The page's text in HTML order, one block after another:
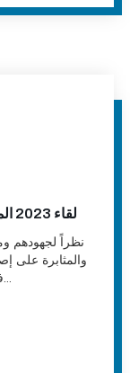
لقاء 2023 المخصص للخبراء والمدربين في الشراء العام
نظراً لجهودهم
والمثابرة على
في بداية عام 2023 "لقاء 2023 المخصص للخب...